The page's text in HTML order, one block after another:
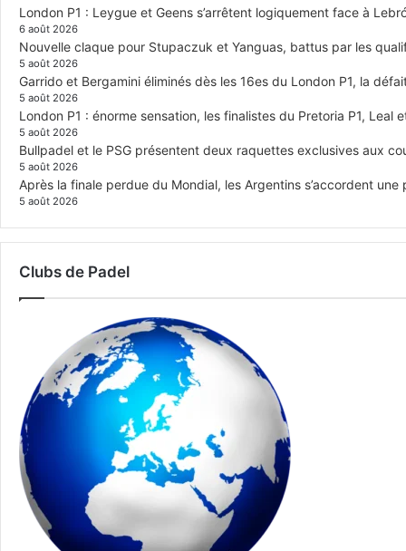
London P1 : Leygue et Geens s’arrêtent logiquement face à
6 août 2026
Nouvelle claque pour Stupaczuk et Yanguas, battus par les
5 août 2026
Garrido et Bergamini éliminés dès les 16es du London P1, la
5 août 2026
London P1 : énorme sensation, les finalistes du Pretoria P1, Leal
5 août 2026
Bullpadel et le PSG présentent deux raquettes exclusives aux
5 août 2026
Après la finale perdue du Mondial, les Argentins s’accordent
5 août 2026
Clubs de Padel